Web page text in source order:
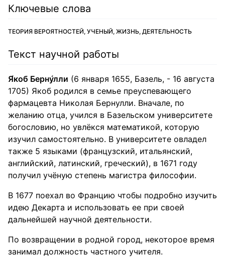
Ключевые слова
ТЕОРИЯ ВЕРОЯТНОСТЕЙ, УЧЕНЫЙ, ЖИЗНЬ, ДЕЯТЕЛЬНОСТЬ
Текст научной работы
Я́коб Берну́лли (6 января 1655, Базель, - 16 августа
1705) Якоб родился в семье преуспевающего
фармацевта Николая Бернулли. Вначале, по
желанию отца, учился в Базельском университете
богословию, но увлёкся математикой, которую
изучил самостоятельно. В университете овладел
также 5 языками (французский, итальянский,
английский, латинский, греческий), в 1671 году
получил учёную степень магистра философии.
В 1677 поехал во Францию чтобы подробно изучить
идею Декарта и использовать ее при своей
дальнейшей научной деятельности.
По возвращении в родной город, некоторое время
занимал должность частного учителя.